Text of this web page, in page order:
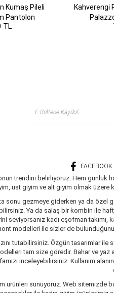
Kumaş Pileli
Pantolon
TL
Kahverengi
FACEBOOK
trendini belirliyoruz. Hem
üst giyim ve alt giyim olmak üzere
sonu gezmeye giderken ya da
Ya da salaş bir kombin ile
kadı eşofman
modelleri ile sizler de
tutabilirsiniz. Özgün tasarımlar
tam size göredir. Bahar ve
inceleyebilirsiniz. Kullanım
sunuyoruz. Web sitemizde